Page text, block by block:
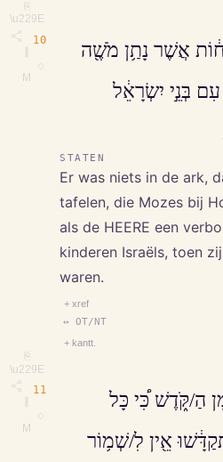
⎘
\u229E
M
10
⎘
\u229E
M
אֲשֶׁר נָתַ֥ן מֹשֶׁ֖ה
בְּנֵ֣י יִשְׂרָאֵ֔ל
STATEN
Er was niets in de ark,
tafelen, die Mozes bij
als de HEERE een
kinderen Israëls, toen
waren.
+ xref
↔ OT/NT
+ kantt.
11
הַ/קֹּ֑דֶשׁ כִּ֠י כָּל
אֵ֖ין לִ/שְׁמ֥וֹר